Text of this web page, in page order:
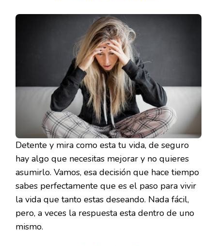
Detente y mira como esta tu vida, de seguro
hay algo que necesitas mejorar y no quieres
asumirlo. Vamos, esa decisión que hace tiempo
sabes perfectamente que es el paso para vivir
la vida que tanto estas deseando. Nada fácil,
pero, a veces la respuesta esta dentro de uno
mismo.